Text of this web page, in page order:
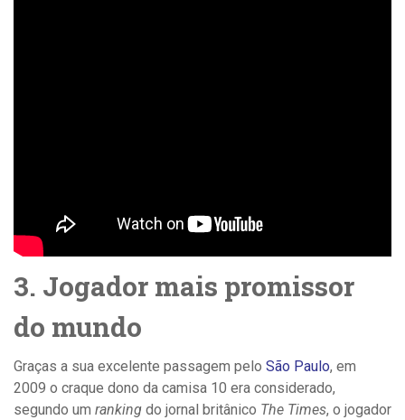
3. Jogador mais promissor
do mundo
Graças a sua excelente passagem pelo São Paulo, em
2009 o craque dono da camisa 10 era considerado,
segundo um ranking do jornal britânico The Times, o jogador